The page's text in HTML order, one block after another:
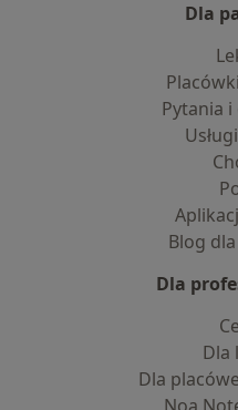
Dla
Pytania
Blog
Dla
Dla
Dla